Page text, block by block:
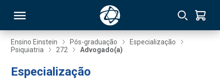
Ensino Einstein Pós-graduação
Especialização
Psiquiatria
272 Advogado(a)
Especialização